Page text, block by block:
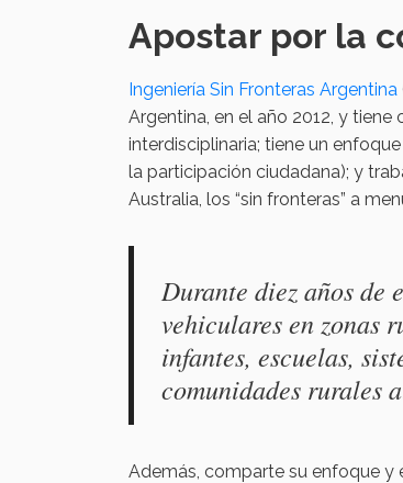
Apostar por la
Ingeniería Sin Fronteras Argentina
Argentina, en el año 2012, y
interdisciplinaria; tiene un
la participación ciudadana); y
Australia, los “sin fronteras” a
Durante diez años de
vehiculares en zonas
infantes, escuelas,
comunidades rurales
Además, comparte su enfoque